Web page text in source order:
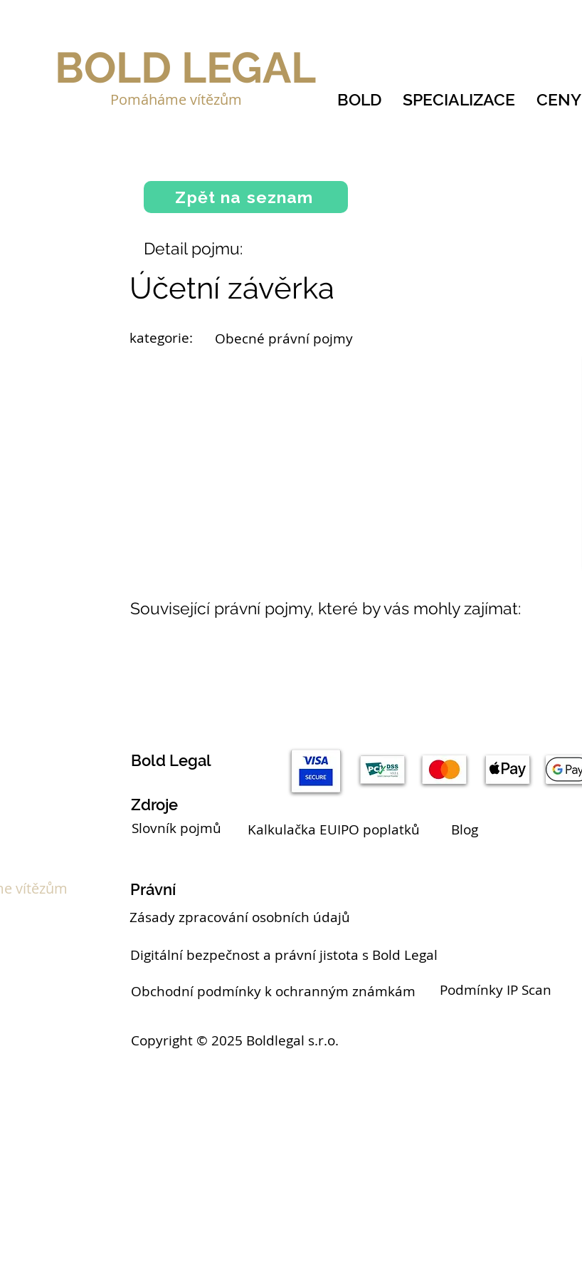
BOLD SPECIALIZACE CENY
BOLD LEGAL
Pomáháme vítězům
Zpět na seznam
Detail pojmu:
Účetní závěrka
kategorie: Obecné právní pojmy
Související právní pojmy, které by vás mohly zajímat:
Bold Legal
Zdroje
vítězům
Slovník pojmů Kalkulačka EUIPO poplatků Blog
Právní
Zásady zpracování osobních údajů
Digitální bezpečnost a právní jistota s Bold Legal
Obchodní podmínky k ochranným známkám
Podmínky IP Scan
Copyright © 2025 Boldlegal s.r.o.